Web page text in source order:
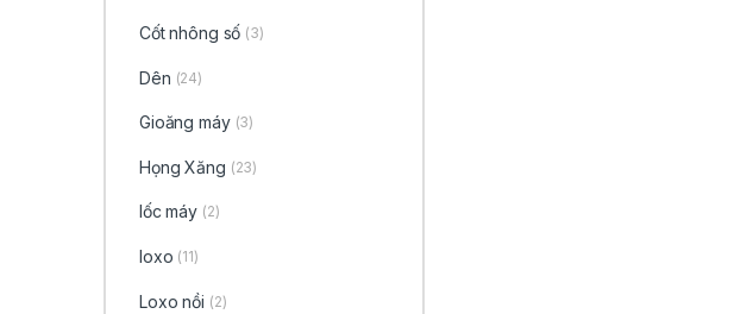
Cốt nhông số (3)
Dên (24)
Gioăng máy (3)
Họng Xăng (23)
lốc máy (2)
loxo (11)
Loxo nồi (2)